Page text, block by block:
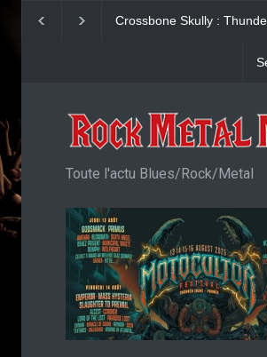
Dead Poet Society : clip de
Toute l'actu Blues/Rock/Metal